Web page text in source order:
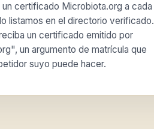
certificado Microbiota.org a cada
listamos en el directorio verificado.
un certificado emitido por
un argumento de matrícula que
suyo puede hacer.